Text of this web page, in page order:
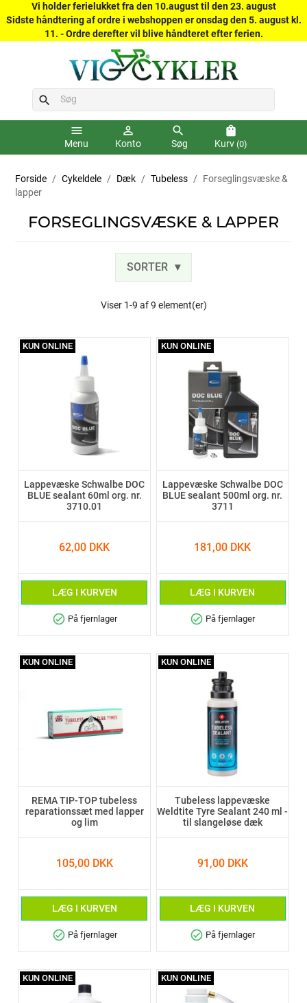
Vi holder ferielukket fra den 10.august til den 23. august
Sidste håndtering af ordre i webshoppen er onsdag den 5. august kl.
11. - Ordre derefter vil blive håndteret efter ferien.
search
menu
Menu
person_outline
Konto
search
Søg
shopping_bag
Kurv (0)
Forside Cykeldele Dæk Tubeless
Forseglingsvæske &
lapper
FORSEGLINGSVÆSKE & LAPPER
SORTER
Viser 1-9 af 9 element(er)
Lappevæske Schwalbe DOC
BLUE sealant 60ml org. nr.
3710.01
62,00 DKK
LÆG I KURVEN
check_circle På fjernlager
KUN ONLINE
Lappevæske Schwalbe DOC
BLUE sealant 500ml org. nr.
3711
181,00 DKK
LÆG I KURVEN
check_circle På fjernlager
KUN ONLINE
REMA TIP-TOP tubeless
reparationssæt med lapper
og lim
105,00 DKK
LÆG I KURVEN
check_circle På fjernlager
KUN ONLINE
Tubeless lappevæske
Weldtite Tyre Sealant 240 ml -
til slangeløse dæk
91,00 DKK
LÆG I KURVEN
check_circle På fjernlager
KUN ONLINE
KUN ONLINE KUN ONLINE